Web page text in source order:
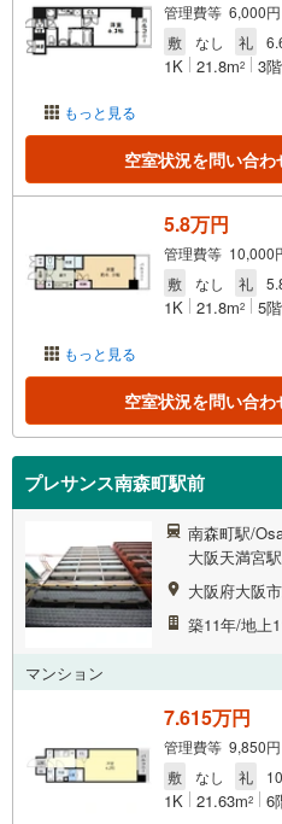
もっと見る
管理費等 6,000円
敷
なし 礼
1K 21.8m2 3階
空室状況を問い合わ
もっと見る
5.8万円
管理費等 10,000
敷
なし 礼
1K 21.8m2 5階
空室状況を問い合わ
プレサンス南森町駅前
南森町駅/
大阪天満宮
大阪府大阪
築11年/地上
マンション
7.615万円
管理費等 9,850円
敷
なし 礼
1K 21.63m2 6